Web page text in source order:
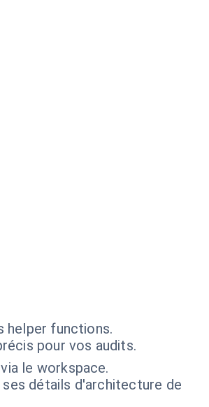
helper functions.
pour vos audits.
le workspace.
détails d'architecture de